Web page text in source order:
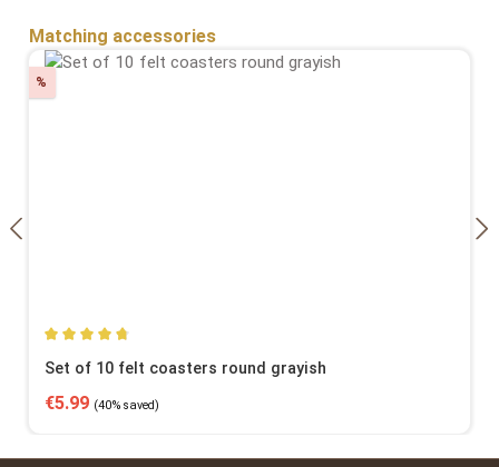
Skip product gallery
Matching accessories
%
Average rating of 4.87 out of 5 stars
Set of 10 felt coasters round grayish
Sale price:
€5.99 Regular price:
(40% saved)